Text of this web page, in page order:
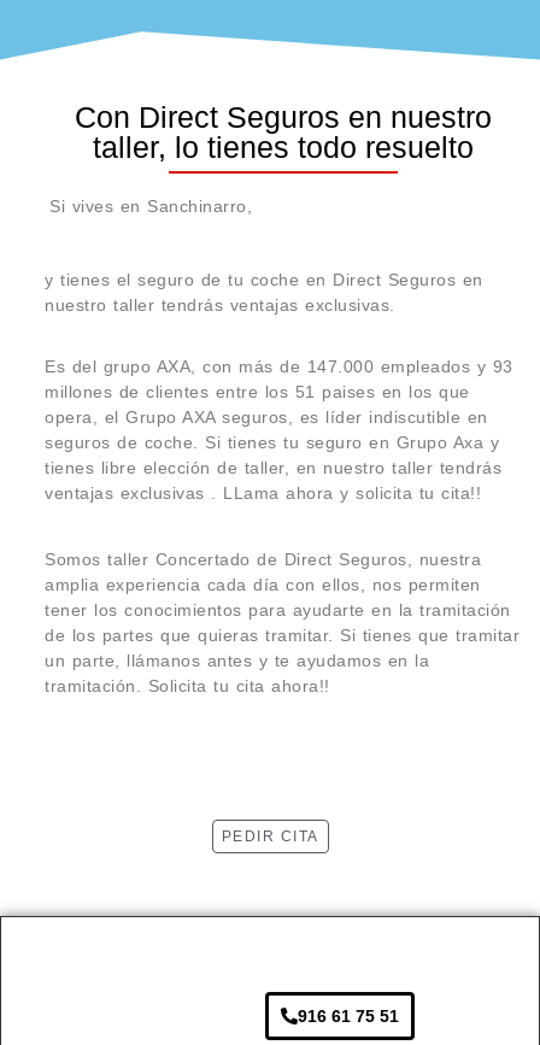
Con Direct Seguros en nuestro
taller, lo tienes todo resuelto
Si vives en Sanchinarro,
y tienes el seguro de tu coche en Direct Seguros en
nuestro taller tendrás ventajas exclusivas.
Es del grupo AXA, con más de 147.000 empleados y 93
millones de clientes entre los 51 paises en los que
opera, el Grupo AXA seguros, es líder indiscutible en
seguros de coche. Si tienes tu seguro en Grupo Axa y
tienes libre elección de taller, en nuestro taller tendrás
ventajas exclusivas . LLama ahora y solicita tu cita!!
Somos taller Concertado de Direct Seguros, nuestra
amplia experiencia cada día con ellos, nos permiten
tener los conocimientos para ayudarte en la tramitación
de los partes que quieras tramitar. Si tienes que tramitar
un parte, llámanos antes y te ayudamos en la
tramitación. Solicita tu cita ahora!!
PEDIR CITA
916 61 75 51